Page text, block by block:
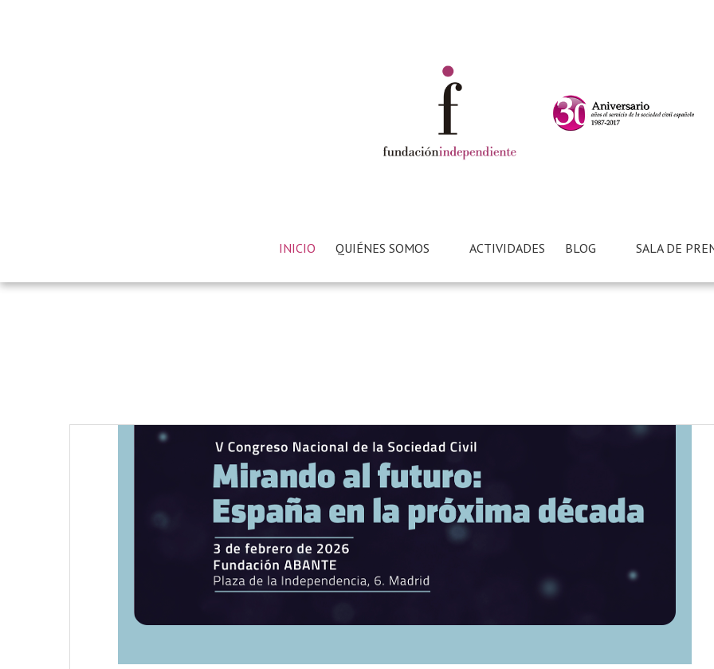
INICIO QUIÉNES SOMOS ACTIVIDADES BLOG SALA DE